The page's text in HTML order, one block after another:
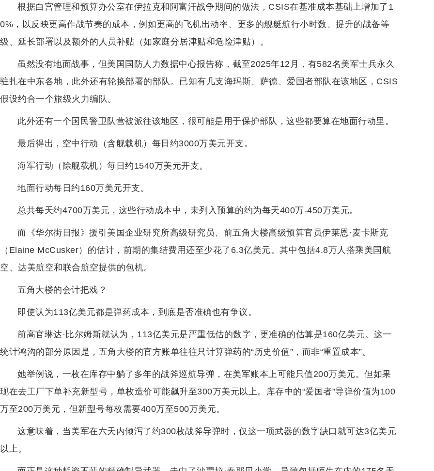
根据白宫管理和预算办公室在伊拉克和阿富汗战争期间的做法，CSIS在基准成本基础上增加了1
0%，以反映更高作战节奏的成本，例如更高的飞机出动率、更多的舰艇航行小时数、提升的战备等
级、延长部署以及额外的人员补贴（如家庭分居津贴和危险津贴）。
虽然没有地面战事，但美国国防人力数据中心报告称，截至2025年12月，有582名美军士兵永久
驻扎在中东各地，此外还有轮换部署的部队。已知有几支海玛斯、萨德、爱国者部队在该地区，CSIS
假设约合一个旅级火力编队。
此外还有一个国民警卫队营被派往该地区，很可能是用于保护部队，这些都要算在地面行动里。
最后得出，空中行动（含舰载机）每日约3000万美元开支。
海军行动（除舰载机）每日约1540万美元开支。
地面行动每日约160万美元开支。
总共每天约4700万美元，这些行动成本中，未列入预算的约为每天400万-450万美元。
而《华尔街日报》援引美国企业研究所高级研究员、前五角大楼高级预算官员伊莱恩·麦卡斯克
（Elaine McCusker）的估计，前期的集结费用还至少花了6.3亿美元。其中包括4.8万人搭乘美国航
空、达美航空和联合航空提供的包机。
五角大楼的会计把戏？
即使认为113亿美元都是弹药成本，到底是否准确也有争议。
前高官琳达·比尔姆斯就认为，113亿美元是严重低估的数字，更准确的估算是160亿美元。这一
统计鸿沟的部分原因是，五角大楼的官方账单往往只计算弹药的“历史价值”，而非“重置成本”。
她举例说，一枚在库存中躺了多年的战斧巡航导弹，在美军账本上可能只值200万美元。但如果
现在去工厂下单补充新型号，单枚造价可能飙升至300万美元以上。库存中的“爱国者”导弹价值为100
万至200万美元，但新型号每枚需要400万至500万美元。
这意味着，当美军在六天内倾泻了约300枚战斧导弹时，仅这一项武器的数字缺口就可达3亿美元
以上。